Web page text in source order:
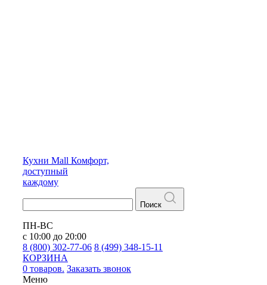
Кухни Mall Комфорт,
доступный
каждому
Поиск
ПН-ВС
с 10:00 до 20:00
8 (800) 302-77-06 8 (499) 348-15-11
КОРЗИНА
0 товаров. Заказать звонок
Меню